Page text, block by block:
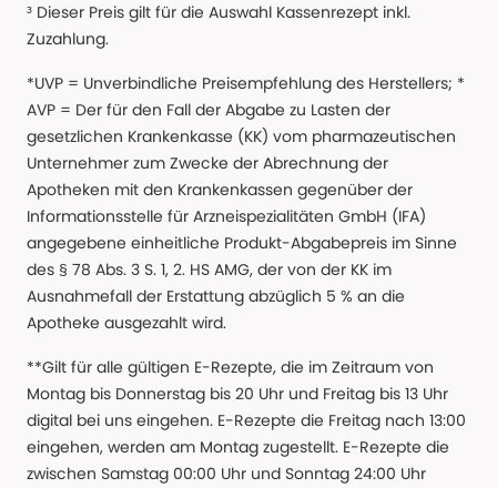
³ Dieser Preis gilt für die Auswahl Kassenrezept inkl.
Zuzahlung.
*UVP = Unverbindliche Preisempfehlung des Herstellers; *
AVP = Der für den Fall der Abgabe zu Lasten der
gesetzlichen Krankenkasse (KK) vom pharmazeutischen
Unternehmer zum Zwecke der Abrechnung der
Apotheken mit den Krankenkassen gegenüber der
Informationsstelle für Arzneispezialitäten GmbH (IFA)
angegebene einheitliche Produkt-Abgabepreis im Sinne
des § 78 Abs. 3 S. 1, 2. HS AMG, der von der KK im
Ausnahmefall der Erstattung abzüglich 5 % an die
Apotheke ausgezahlt wird.
**Gilt für alle gültigen E-Rezepte, die im Zeitraum von
Montag bis Donnerstag bis 20 Uhr und Freitag bis 13 Uhr
digital bei uns eingehen. E-Rezepte die Freitag nach 13:00
eingehen, werden am Montag zugestellt. E-Rezepte die
zwischen Samstag 00:00 Uhr und Sonntag 24:00 Uhr